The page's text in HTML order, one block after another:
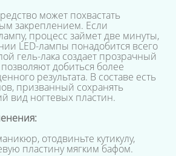
может похвастать
закреплением. Если
процесс займет две минуты,
LED-лампы понадобится всего
гель-лака создает прозрачный
добиться более
результата. В составе есть
призванный сохранять
вид ногтевых пластин.
отодвиньте кутикулу,
пластину мягким бафом.